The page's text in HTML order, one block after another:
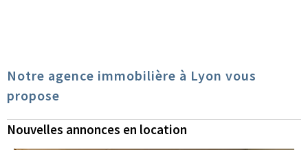
Notre agence immobilière à Lyon vous
propose
Nouvelles annonces en location